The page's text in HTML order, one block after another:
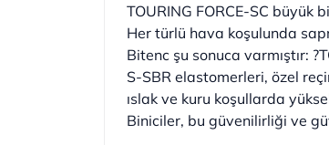
TOURING FORCE-SC büyük
Her türlü hava koşulunda
Bitenc şu sonuca varmıştır:
S-SBR elastomerleri, özel
ıslak ve kuru koşullarda
Biniciler, bu güvenilirliği ve